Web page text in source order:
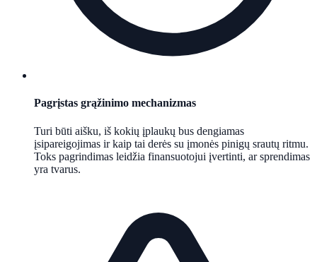
Pagrįstas grąžinimo mechanizmas
Turi būti aišku, iš kokių įplaukų bus dengiamas
įsipareigojimas ir kaip tai derės su įmonės pinigų srautų ritmu.
Toks pagrindimas leidžia finansuotojui įvertinti, ar sprendimas
yra tvarus.